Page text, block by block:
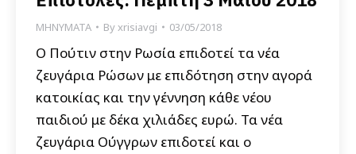
ΜΗΝΥΜΑΤΑ Byxrisiavgi 03/05/2018
O Πούτιν στην Ρωσία επιδοτεί τα νέα
ζευγάρια Ρώσων με επιδότηση στην αγορά
κατοικίας και την γέννηση κάθε νέου
παιδιού με δέκα χιλιάδες ευρώ. Τα νέα
ζευγάρια Ούγγρων επιδοτεί και ο